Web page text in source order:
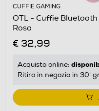
CUFFIE GAMING
OTL - Cuffie
Rosa
€ 32,99
Acquisto online:
Ritiro in negozio in 30'